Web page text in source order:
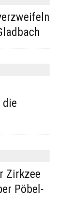
Zirkzee
Pöbel-